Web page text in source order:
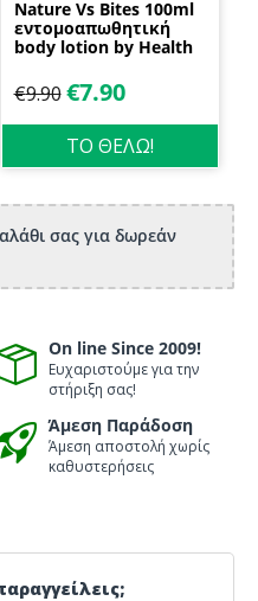
Nature Vs Bites 100ml
εντομοαπωθητική
body lotion by Health
€9.90 €7.90
ΤΟ ΘΕΛΩ!
σας για δωρεάν
On line Since 2009!
Ευχαριστούμε για την
στήριξη σας!
Άμεση Παράδοση
Άμεση αποστολή χωρίς
καθυστερήσεις